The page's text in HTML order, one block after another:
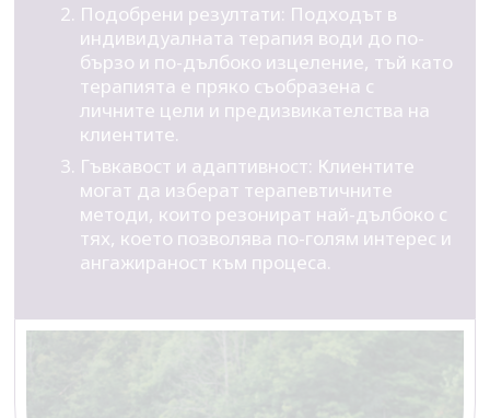
Подобрени резултати: Подходът в
индивидуалната терапия води до по-
бързо и по-дълбоко изцеление, тъй като
терапията е пряко съобразена с
личните цели и предизвикателства на
клиентите.
Гъвкавост и адаптивност: Клиентите
могат да изберат терапевтичните
методи, които резонират най-дълбоко с
тях, което позволява по-голям интерес и
ангажираност към процеса.